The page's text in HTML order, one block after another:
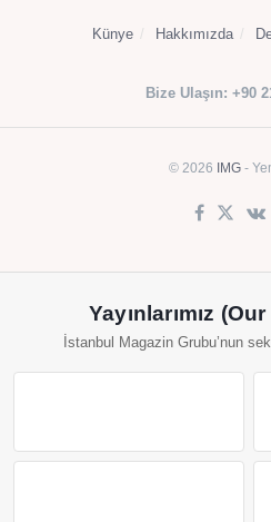
Künye Hakkımızda
Bize Ulaşın: +90
© 2026 IMG -
Yayınlarımız
İstanbul Magazin Grubu’nun